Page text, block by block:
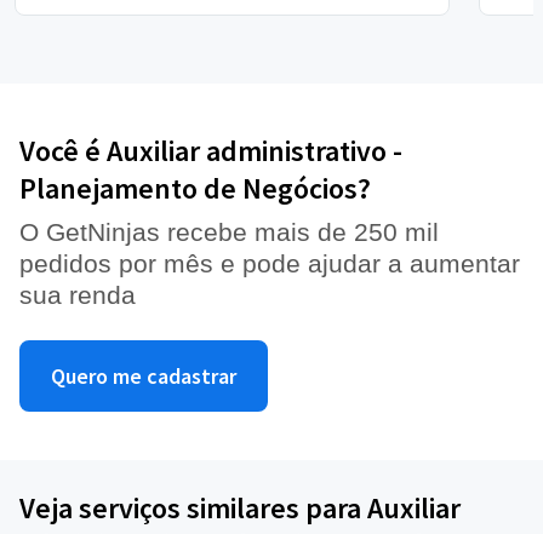
Você é Auxiliar administrativo -
Planejamento de Negócios?
O GetNinjas recebe mais de 250 mil
pedidos por mês e pode ajudar a aumentar
sua renda
Quero me cadastrar
Veja serviços similares para Auxiliar